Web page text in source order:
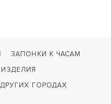
Двойной сложности застежка
ЗАПОНКИ К ЧАСАМ
ГОРОДАХ